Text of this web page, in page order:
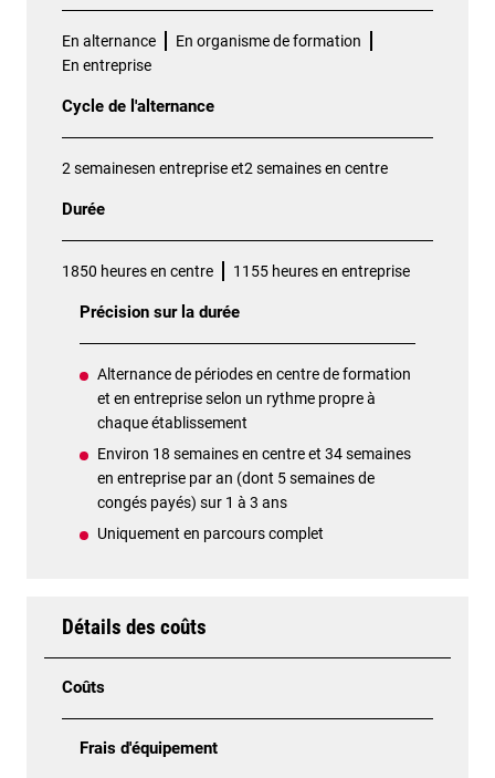
En alternance
En organisme de formation
En entreprise
Cycle de l'alternance
2 semainesen entreprise et2 semaines en centre
Durée
1850 heures en centre 1155 heures en entreprise
Précision sur la durée
Alternance de périodes en centre de formation
et en entreprise selon un rythme propre à
chaque établissement
Environ 18 semaines en centre et 34 semaines
en entreprise par an (dont 5 semaines de
congés payés) sur 1 à 3 ans
Uniquement en parcours complet
Détails des coûts
Coûts
Frais d'équipement